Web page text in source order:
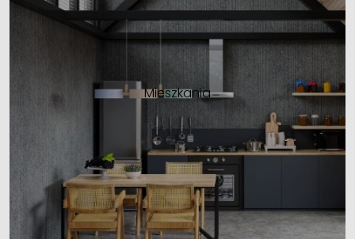
Mieszkania